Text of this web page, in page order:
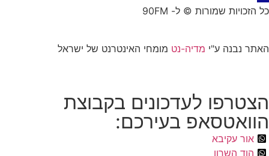
כל הזכויות שמורות © ל- 90FM
האתר נבנה ע"י מדיה-נט מומחי האינטרנט של ישראל
הצטרפו לעדכונים בקבוצת
הוואטסאפ בעירכם:
אור עקיבא
הוד השרון